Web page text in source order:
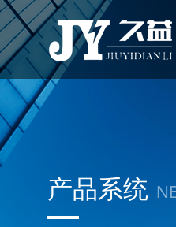
产品系统